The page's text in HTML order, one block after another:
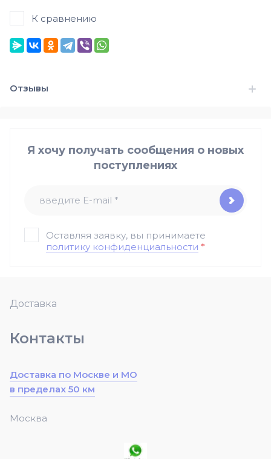
К сравнению
Отзывы
Доставка
Контакты
Доставка по Москве и МО
в пределах 50 км
Москва
Я хочу получать сообщения о новых
поступлениях
Оставляя заявку, вы принимаете
политику конфиденциальности *